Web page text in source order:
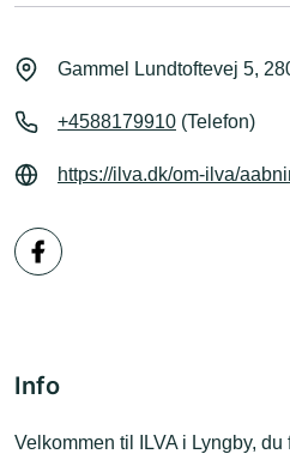
Gammel Lundtoftevej 5,
+4588179910 (Telefon)
https://ilva.dk/om-ilva/
Info
Velkommen til ILVA i Lyngby,